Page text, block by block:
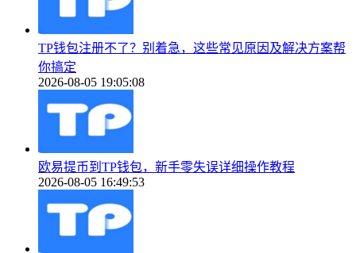
TP钱包注册不了？别着急，这些常见原因及解决方案帮
你搞定
2026-08-05 19:05:08
欧易提币到TP钱包，新手零失误详细操作教程
2026-08-05 16:49:53